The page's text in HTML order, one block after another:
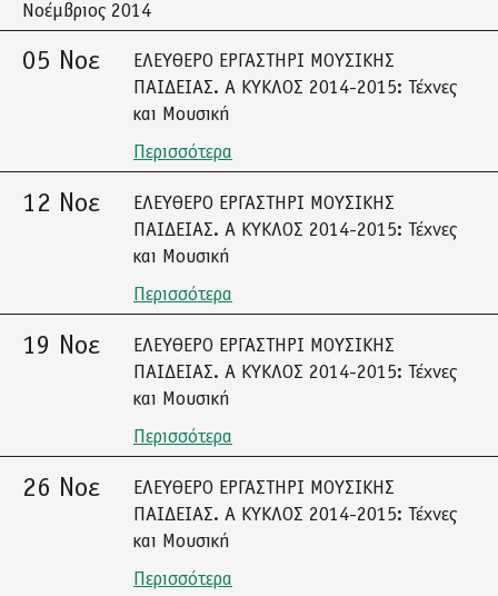
Νοέμβριος 2014
05 Νοε
ΕΛΕΥΘΕΡΟ ΕΡΓΑΣΤΗΡΙ ΜΟΥΣΙΚΗΣ
ΠΑΙΔΕΙΑΣ. A ΚΥΚΛΟΣ 2014-2015: Τέχνες
και Μουσική
Περισσότερα
12 Νοε
ΕΛΕΥΘΕΡΟ ΕΡΓΑΣΤΗΡΙ ΜΟΥΣΙΚΗΣ
ΠΑΙΔΕΙΑΣ. A ΚΥΚΛΟΣ 2014-2015: Τέχνες
και Μουσική
Περισσότερα
19 Νοε
ΕΛΕΥΘΕΡΟ ΕΡΓΑΣΤΗΡΙ ΜΟΥΣΙΚΗΣ
ΠΑΙΔΕΙΑΣ. A ΚΥΚΛΟΣ 2014-2015: Τέχνες
και Μουσική
Περισσότερα
26 Νοε
ΕΛΕΥΘΕΡΟ ΕΡΓΑΣΤΗΡΙ ΜΟΥΣΙΚΗΣ
ΠΑΙΔΕΙΑΣ. A ΚΥΚΛΟΣ 2014-2015: Τέχνες
και Μουσική
Περισσότερα